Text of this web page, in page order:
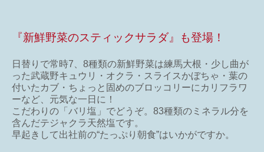
『新鮮野菜のスティックサラダ』も登場！
日替りで常時7、8種類の新鮮野菜は練馬大根・少し曲が
った武蔵野キュウリ・オクラ・スライスかぼちゃ・葉の
付いたカブ・ちょっと固めのブロッコリーにカリフラワ
ーなど、元気な一日に！
こだわりの「バリ塩」でどうぞ。83種類のミネラル分を
含んだテジャクラ天然塩です。
早起きして出社前の“たっぷり朝食”はいかがですか。